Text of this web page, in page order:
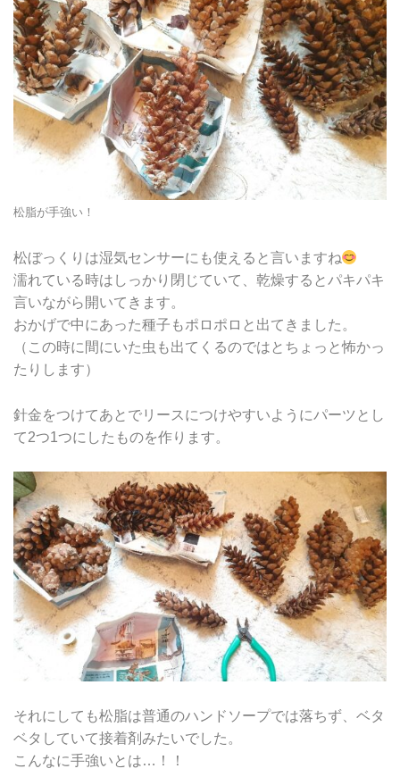
松脂が手強い！
松ぼっくりは湿気センサーにも使えると言いますね
濡れている時はしっかり閉じていて、乾燥するとパキパキ
言いながら開いてきます。
おかげで中にあった種子もポロポロと出てきました。
（この時に間にいた虫も出てくるのではとちょっと怖かっ
たりします）
針金をつけてあとでリースにつけやすいようにパーツとし
て2つ1つにしたものを作ります。
それにしても松脂は普通のハンドソープでは落ちず、ベタ
ベタしていて接着剤みたいでした。
こんなに手強いとは…！！